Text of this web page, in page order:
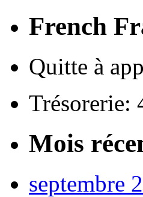
French
Quitte à
Trésorerie:
Mois
septembre